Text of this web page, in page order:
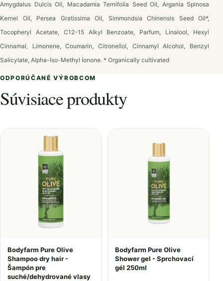
Amygdalus Dulcis Oil, Macadamia Ternifolia Seed Oil, Argania Spinosa
Kernel Oil, Persea Gratissima Oil, Simmondsia Chinensis Seed Oil*,
Tocopheryl Acetate, C12-15 Alkyl Βenzoate, Parfum, Linalool, Hexyl
Cinnamal, Limonene, Coumarin, Citronellol, Cinnamyl Alcohol, Benzyl
Salicylate, Alpha-Iso-Methyl Ionone. * Οrganically cultivated
ODPORÚČANÉ VÝROBCOM
Súvisiace produkty
Bodyfarm Pure Olive
Shampoo dry hair -
Šampón pre
suché/dehydrované vlasy
Bodyfarm Pure Olive
Shower gel - Sprchovací
gél 250ml